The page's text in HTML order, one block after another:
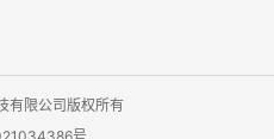
有限公司版权所有